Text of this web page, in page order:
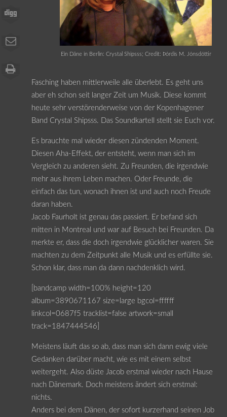
Ein Däne in Berlin: Crystal Shipsss; Credit: Þórdís M. Jónsdóttir
Fasching haben mittlerweile alle überlebt. Es geht uns
aber eh schon seit langer Zeit um Musik. Diese kommt
heute sehr verstörenderweise von der Kopenhagener
Band Crystal Shipsss. Das Soundkartell stellt sie Euch vor.
Es brauchte mal wieder diesen zündenden Moment.
Diesen Aha-Effekt, der entsteht, wenn man sich im
Vergleich zu anderen sieht. Zu Freunden, die irgendwie
mehr aus ihrem Leben machen. Oder Freunde, die
einfach das tun, wonach ihnen ist und auch noch Freude
daran haben.
Jacob Faurholt ist genau das passiert. Er befand sich
mitten in Montreal und war auf Besuch bei Freunden. Da
merkte er, dass die doch irgendwie glücklicher waren. Sie
machten zu dem Zeitpunkt alle Musik und es erfüllte sie.
Schon klar, dass man da dann nachdenklich wird.
[bandcamp width=100% height=120
album=3890671167 size=large bgcol=ffffff
linkcol=0687f5 tracklist=false artwork=small
track=1847444546]
Meistens läuft das so ab, dass man sich dann ewig viele
Gedanken darüber macht, wie es mit einem selbst
weitergeht. Also düste Jacob erstmal wieder nach Hause
nach Dänemark. Doch meistens ändert sich erstmal:
nichts.
Anders bei dem Dänen, der sofort kurzerhand seinen Job